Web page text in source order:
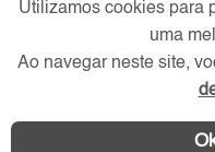
Utilizamos cookies para
uma
Ao navegar neste site,